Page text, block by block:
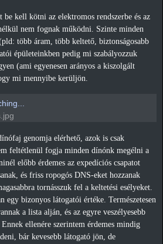
be kell kötni az elektromos rendszerbe és az
nem fognak működni. Szinte minden
több áram, több keltető, biztonságosabb
épületeinkben pedig mi szabályozzuk
(ami egyenesen arányos a kiszolgált
mi mennyibe kerüljön.
genomja elérhető, azok is csak
feltétlenül fogja minden dínónk megélni a
előbb érdemes az expedíciós csapatot
és friss ropogós DNS-eket hozzanak
tornásszuk fel a keltetési esélyeket.
egy bizonyos látogatói értéke. Természetesen
a lista alján, és az egyre veszélyesebb
Ennek ellenére szerintem érdemes mindig
bár kevesebb látogató jön, de